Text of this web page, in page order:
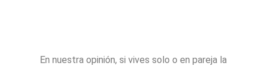
En nuestra opinión, si vives solo o en pareja la